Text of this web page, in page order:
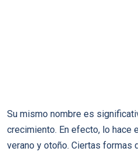
Su mismo nombre es
crecimiento. En efecto, lo hace
verano y otoño. Ciertas formas